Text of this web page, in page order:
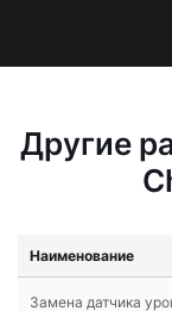
Другие
Наименование
Замена датчика